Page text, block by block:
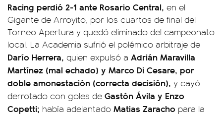
Racing perdió 2-1 ante Rosario Central, en el
Gigante de Arroyito, por los cuartos de final del
Torneo Apertura y quedó eliminado del campeonato
local. La Academia sufrió el polémico arbitraje de
Darío Herrera, quien expulsó a Adrián Maravilla
Martínez (mal echado) y Marco Di Cesare, por
doble amonestación (correcta decisión), y cayó
derrotado con goles de Gastón Ávila y Enzo
Copetti; había adelantado Matias Zaracho para la